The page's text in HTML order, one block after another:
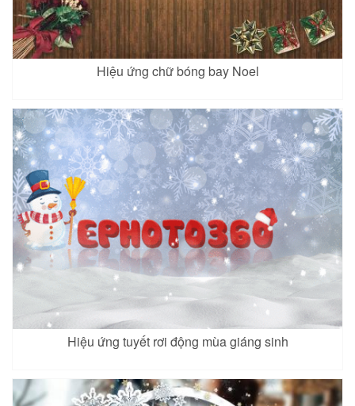
Hiệu ứng chữ bóng bay Noel
Hiệu ứng tuyết rơi động mùa giáng sinh